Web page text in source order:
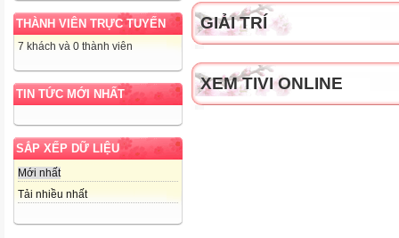
THÀNH VIÊN TRỰC TUYẾN
7 khách và 0 thành viên
TIN TỨC MỚI NHẤT
SẮP XẾP DỮ LIỆU
Mới nhất
Tải nhiều nhất
GIẢI TRÍ
XEM TIVI ONLINE